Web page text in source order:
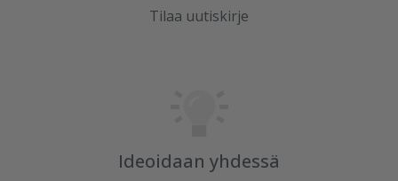
Tilaa uutiskirje
Ideoidaan yhdessä